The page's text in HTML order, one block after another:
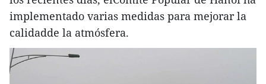
implementado varias medidas para mejorar la
calidadde la atmósfera.